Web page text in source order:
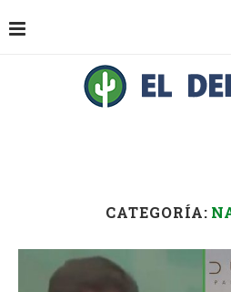
CATEGORÍA: